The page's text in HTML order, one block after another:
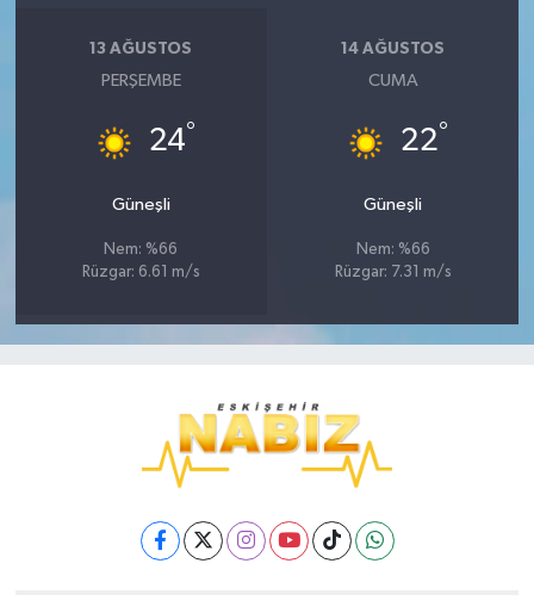
13 AĞUSTOS
PERŞEMBE
24°
Güneşli
Nem: %66
Rüzgar: 6.61 m/s
14 AĞUSTOS
CUMA
22°
Güneşli
Nem: %66
Rüzgar: 7.31 m/s